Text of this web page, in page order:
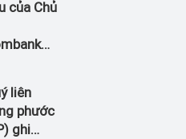
của Chủ
tịch
Âu
liên
phước
ghi